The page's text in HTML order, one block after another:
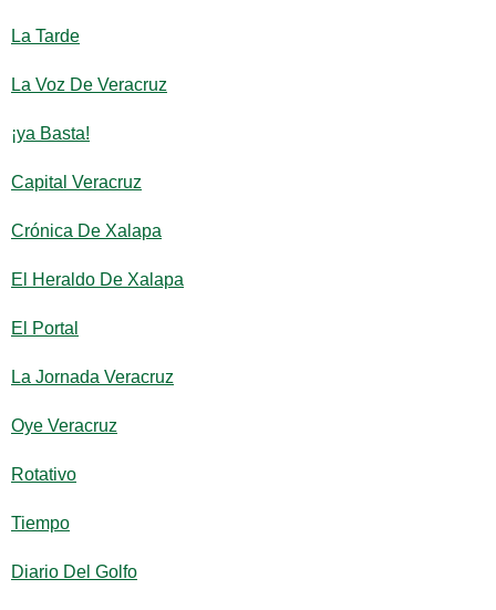
La Tarde
La Voz De Veracruz
¡ya Basta!
Capital Veracruz
Crónica De Xalapa
El Heraldo De Xalapa
El Portal
La Jornada Veracruz
Oye Veracruz
Rotativo
Tiempo
Diario Del Golfo